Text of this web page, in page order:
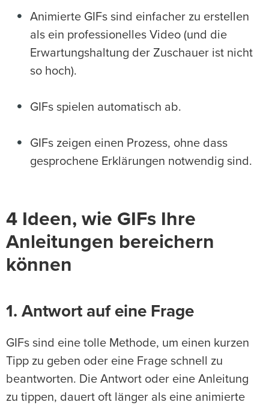
Animierte GIFs sind einfacher zu erstellen
als ein professionelles Video (und die
Erwartungshaltung der Zuschauer ist nicht
so hoch).
GIFs spielen automatisch ab.
GIFs zeigen einen Prozess, ohne dass
gesprochene Erklärungen notwendig sind.
4 Ideen, wie GIFs Ihre
Anleitungen bereichern
können
1. Antwort auf eine Frage
GIFs sind eine tolle Methode, um einen kurzen
Tipp zu geben oder eine Frage schnell zu
beantworten. Die Antwort oder eine Anleitung
zu tippen, dauert oft länger als eine animierte